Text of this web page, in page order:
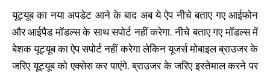
यूट्यूब का नया अपडेट आने के बाद अब ये ऐप नीचे बताए गए आईफोन
और आईपैड मॉडल्स के साथ सपोर्ट नहीं करेगा. नीचे बताए गए मॉडल्स में
बेशक यूट्यूब का ऐप सपोर्ट नहीं करेगा लेकिन यूजर्स मोबाइल ब्राउजर के
जरिए यूट्यूब को एक्सेस कर पाएंगे. ब्राउजर के जरिए इस्तेमाल करने पर